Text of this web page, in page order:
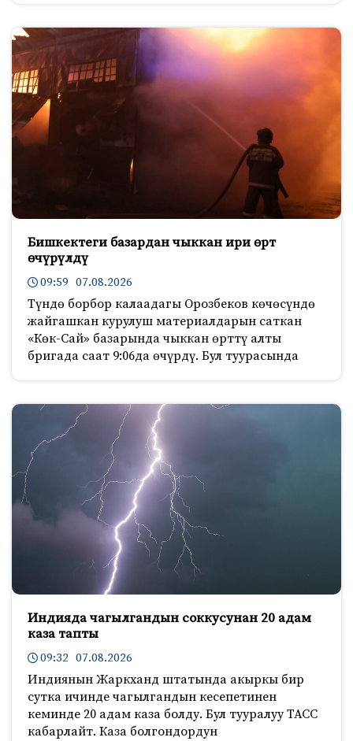
Бишкектеги базардан чыккан ири өрт
өчүрүлдү
09:59 07.08.2026
Түндө борбор калаадагы Орозбеков көчөсүндө
жайгашкан курулуш материалдарын саткан
«Көк-Сай» базарында чыккан өрттү алты
бригада саат 9:06да өчүрдү. Бул туурасында
Индияда чагылгандын соккусунан 20 адам
каза тапты
09:32 07.08.2026
Индиянын Жаркханд штатында акыркы бир
сутка ичинде чагылгандын кесепетинен
кеминде 20 адам каза болду. Бул тууралуу ТАСС
кабарлайт. Каза болгондордун